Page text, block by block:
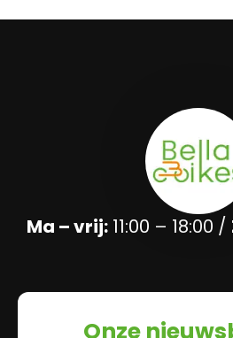
Ma – vrij:11:00 – 18:00 /
Onze